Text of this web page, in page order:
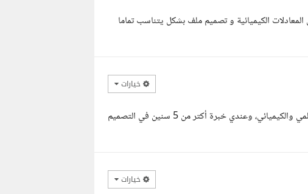
الكيميائية و تصميم ملف بشكل يتناسب تماما
خيارات
السلام عليكم، مع حضرتك كريم أحمد،دكتور صيدلي وفاهم كويس جدا في المحتوى العلمي والكيميائي، وعندي خبرة أكتر من 5 سنين في التصميم
خيارات